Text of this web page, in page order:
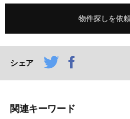
物件探しを依
シェア
関連キーワード